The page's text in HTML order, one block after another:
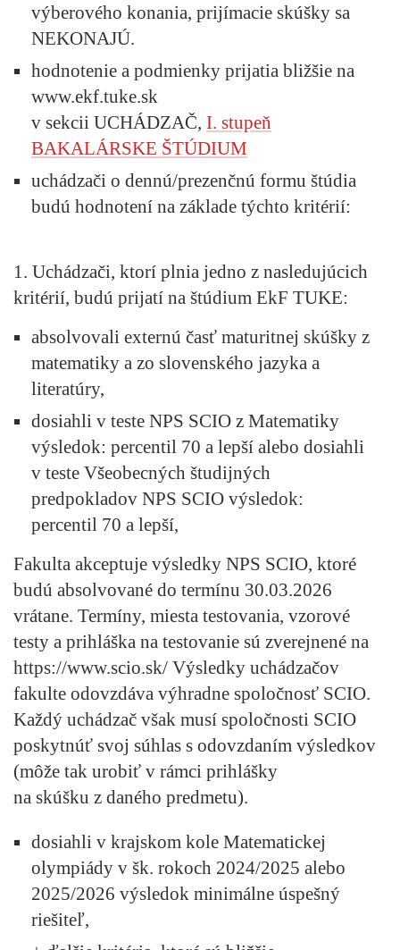
výberového konania, prijímacie skúšky sa
NEKONAJÚ.
hodnotenie a podmienky prijatia bližšie na
www.ekf.tuke.sk
v sekcii UCHÁDZAČ, I. stupeň
BAKALÁRSKE ŠTÚDIUM
uchádzači o dennú/prezenčnú formu štúdia
budú hodnotení na základe týchto kritérií:
1. Uchádzači, ktorí plnia jedno z nasledujúcich
kritérií, budú prijatí na štúdium EkF TUKE:
absolvovali externú časť maturitnej skúšky z
matematiky a zo slovenského jazyka a
literatúry,
dosiahli v teste NPS SCIO z Matematiky
výsledok: percentil 70 a lepší alebo dosiahli
v teste Všeobecných študijných
predpokladov NPS SCIO výsledok:
percentil 70 a lepší,
Fakulta akceptuje výsledky NPS SCIO, ktoré
budú absolvované do termínu 30.03.2026
vrátane. Termíny, miesta testovania, vzorové
testy a prihláška na testovanie sú zverejnené na
https://www.scio.sk/ Výsledky uchádzačov
fakulte odovzdáva výhradne spoločnosť SCIO.
Každý uchádzač však musí spoločnosti SCIO
poskytnúť svoj súhlas s odovzdaním výsledkov
(môže tak urobiť v rámci prihlášky
na skúšku z daného predmetu).
dosiahli v krajskom kole Matematickej
olympiády v šk. rokoch 2024/2025 alebo
2025/2026 výsledok minimálne úspešný
riešiteľ,